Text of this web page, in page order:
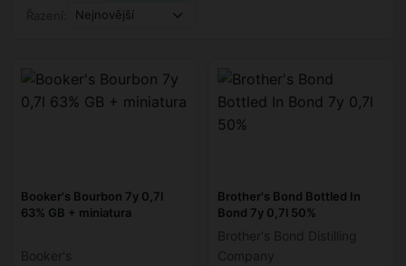
Booker's Bourbon 7y 0,7l
63% GB + miniatura
Booker's
Brother's Bond Bottled In
Bond 7y 0,7l 50%
Brother's Bond Distilling
Company